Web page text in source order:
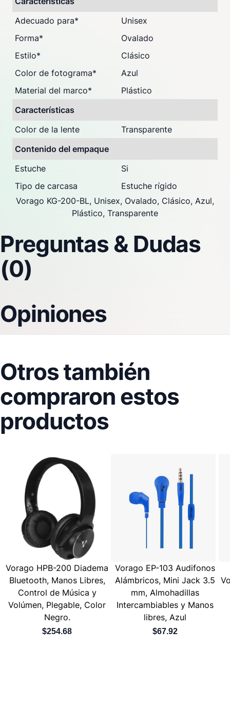
Adecuado para*
Unisex
Forma*
Ovalado
Estilo*
Clásico
Color de fotograma*
Azul
Material del marco*
Plástico
Características
Color de la lente
Transparente
Contenido del empaque
Estuche
Si
Tipo de carcasa
Estuche rígido
Vorago KG-200-BL, Unisex, Ovalado, Clásico, Azul,
Plástico, Transparente
Preguntas & Dudas
(0)
Opiniones
Otros también
compraron estos
productos
Vorago HPB-200 Diadema
Bluetooth, Manos Libres,
Control de Música y
Volúmen, Plegable, Color
Negro.
$254.68
Vorago EP-103 Audifonos
Alámbricos, Mini Jack 3.5
mm, Almohadillas
Intercambiables y Manos
libres, Azul
$67.92